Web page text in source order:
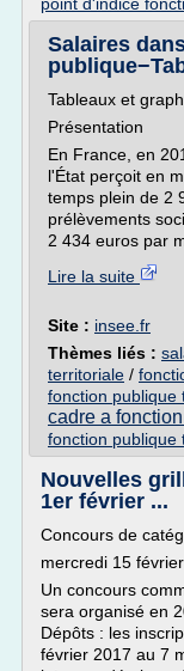
Salaires
Tableaux et
Présentation
En France, en
l'État perçoit en
temps plein de 2
prélèvements
2 434 euros par
Lire la suite
Site : insee.fr
Thèmes liés :
territoriale /
fonction publique
cadre a
fonction publique
Nouvelles
1er février ...
Concours de
mercredi 15 février
Un concours
sera organisé en
Dépôts : les
février 2017 au 7